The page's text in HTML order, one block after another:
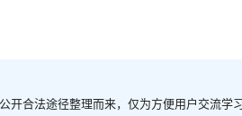
开合法途径整理而来，仅为方便用户交流